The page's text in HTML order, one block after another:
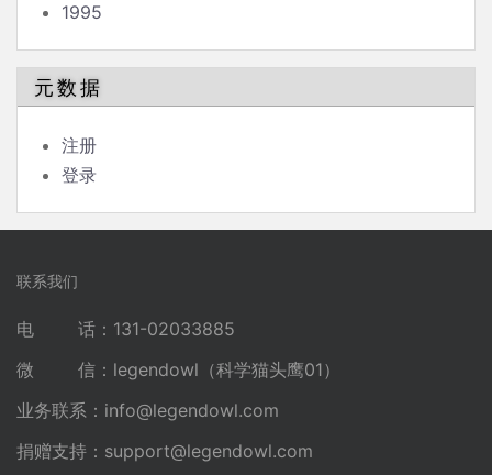
1995
元数据
注册
登录
联系我们
电 话：131-02033885
微 信：legendowl（科学猫头鹰01）
业务联系： info@legendowl.com
捐赠支持： support@legendowl.com